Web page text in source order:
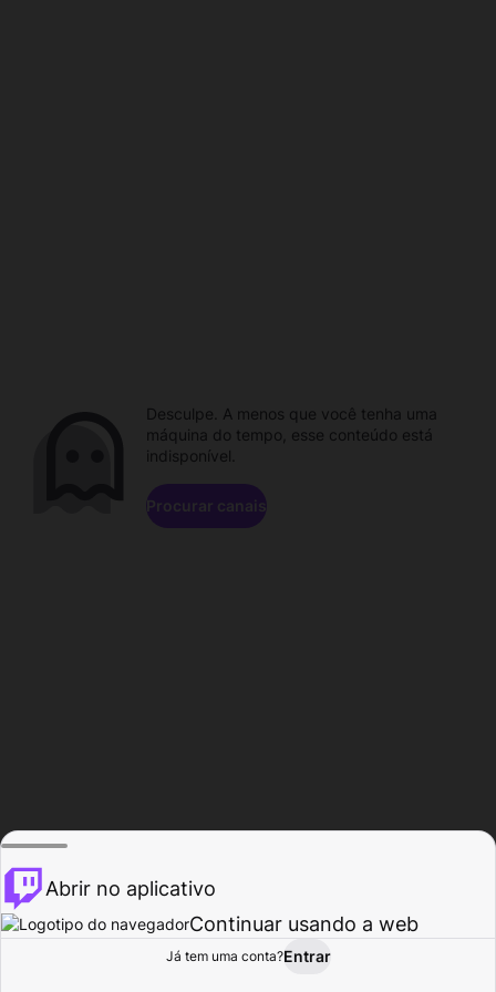
Procurar Atividade
Desculpe. A menos que você tenha uma
máquina do tempo, esse conteúdo está
indisponível.
Procurar canais
Abrir no aplicativo
Continuar usando a web
Já tem uma conta?Entrar